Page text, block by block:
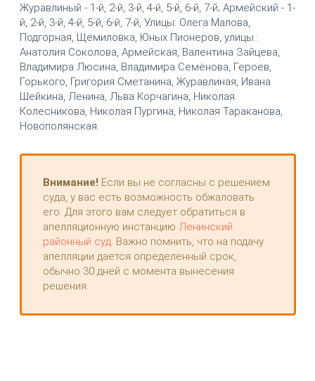
Журавлиный - 1-й, 2-й, 3-й, 4-й, 5-й, 6-й, 7-й; Армейский - 1-
й, 2-й, 3-й, 4-й, 5-й, 6-й, 7-й, Улицы: Олега Малова,
Подгорная, Щемиловка, Юных Пионеров, улицы.:
Анатолия Соколова, Армейская, Валентина Зайцева,
Владимира Люсина, Владимира Семёнова, Героев,
Горького, Григория Сметанина, Журавлиная, Ивана
Шейкина, Ленина, Льва Корчагина, Николая
Колесникова, Николая Пургина, Николая Тараканова,
Новополянская.
Внимание! Если вы не согласны с решением
суда, у вас есть возможность обжаловать
его. Для этого вам следует обратиться в
апелляционную инстанцию Ленинский
районный суд. Важно помнить, что на подачу
апелляции дается определенный срок,
обычно 30 дней с момента вынесения
решения.